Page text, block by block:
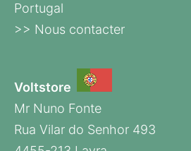
Portugal
>> Nous contacter
Voltstore
Mr Nuno Fonte
Rua Vilar do Senhor 493